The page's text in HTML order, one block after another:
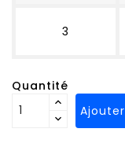
3
Quantité
Ajouter